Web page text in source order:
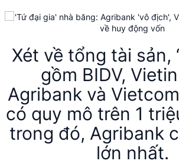
Xét về tổng tài sản,
gồm BIDV,
Agribank và
có quy mô trên 1
trong đó, Agribank
lớn nhất.